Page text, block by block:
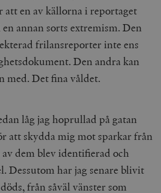
en av källorna i reportaget
annan sorts extremism. Den
frilansreporter inte ens
Den andra kan
med. Det fina våldet.
låg jag hoprullad på gatan
att skydda mig mot sparkar från
dem blev identifierad och
Dessutom har jag senare blivit
från såväl vänster som